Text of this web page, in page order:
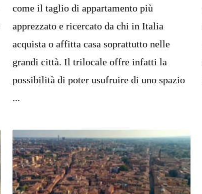
come il taglio di appartamento più
apprezzato e ricercato da chi in Italia
acquista o affitta casa soprattutto nelle
grandi città. Il trilocale offre infatti la
possibilità di poter usufruire di uno spazio
...